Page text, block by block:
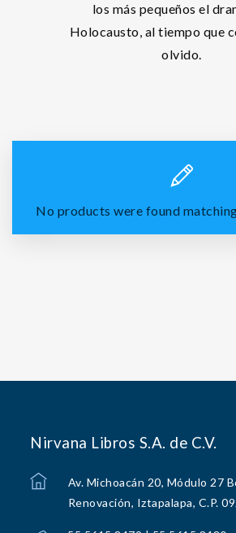
los más pequeños el
Holocausto, al tiempo que
olvido.
No products were found
Nirvana Libros S.A. de C.V.
Av. Michoacán 20, Módulo 27
Renovación, Iztapalapa, C.P.